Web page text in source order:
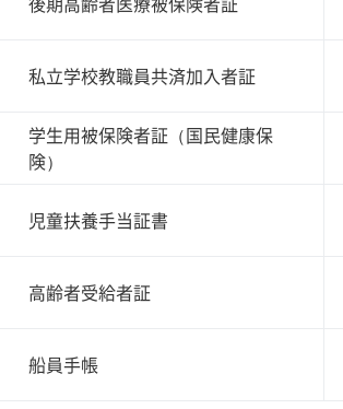
私立学校教職員共済加入者証
学生用被保険者証（国民健康保
険）
児童扶養手当証書
高齢者受給者証
船員手帳